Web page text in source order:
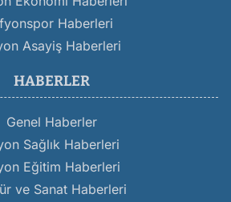
Haberleri
Asayiş Haberleri
HABERLER
Genel Haberler
Sağlık Haberleri
Eğitim Haberleri
ve Sanat Haberleri